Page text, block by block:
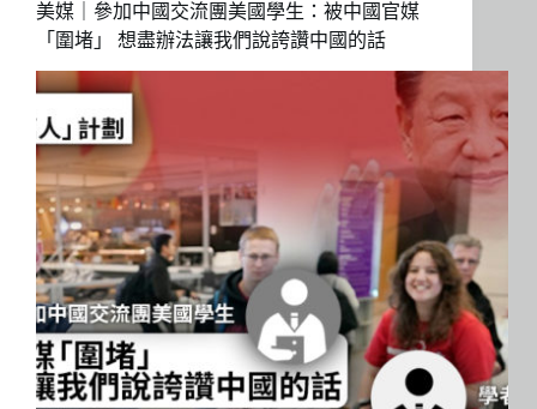
美媒｜參加中國交流團美國學生：被中國官媒
「圍堵」 想盡辦法讓我們說誇讚中國的話